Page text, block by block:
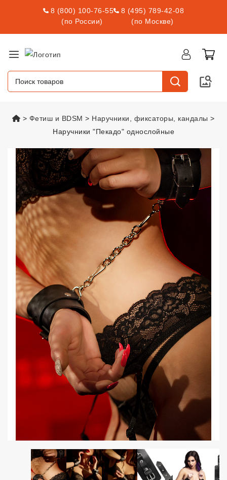
8 (800) 100-76-55
(по России)
8 (495) 789-42-08
(по Москве)
vsexshop.ru
Фетиш и BDSM
Наручники, фиксаторы, кандалы
Наручники "Пекадо" однослойные
Наручники "Пекадо"